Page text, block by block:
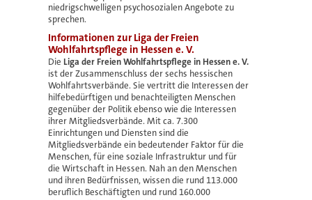
niedrigschwelligen psychosozialen Angebote zu
sprechen.
Informationen zur Liga der Freien
Wohlfahrtspflege in Hessen e. V.
Die Liga der Freien Wohlfahrtspflege in Hessen e. V.
ist der Zusammenschluss der sechs hessischen
Wohlfahrtsverbände. Sie vertritt die Interessen der
hilfebedürftigen und benachteiligten Menschen
gegenüber der Politik ebenso wie die Interessen
ihrer Mitgliedsverbände. Mit ca. 7.300
Einrichtungen und Diensten sind die
Mitgliedsverbände ein bedeutender Faktor für die
Menschen, für eine soziale Infrastruktur und für
die Wirtschaft in Hessen. Nah an den Menschen
und ihren Bedürfnissen, wissen die rund 113.000
beruflich Beschäftigten und rund 160.000